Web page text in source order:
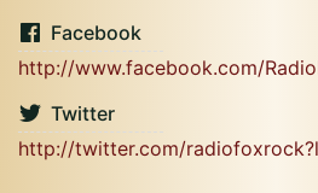
Facebook
http://www.facebook.com/
Twitter
http://twitter.com/